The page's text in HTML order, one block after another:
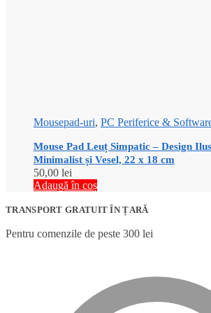
Mousepad-uri, PC Periferice &
Mouse Pad Leuț Simpatic – Design
Minimalist și Vesel, 22 x 18 cm
50,00 lei
Adaugă în coș
TRANSPORT GRATUIT ÎN ȚARĂ
Pentru comenzile de peste 300 lei